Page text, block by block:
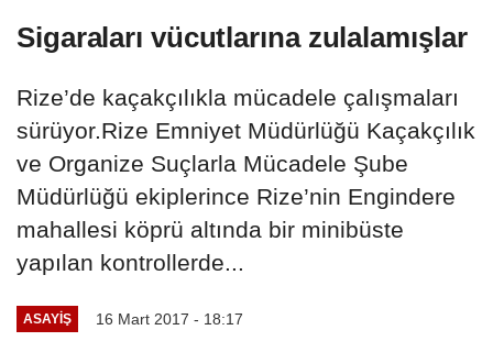
Sigaraları vücutlarına zulalamışlar
Rize’de kaçakçılıkla mücadele çalışmaları
sürüyor.Rize Emniyet Müdürlüğü Kaçakçılık
ve Organize Suçlarla Mücadele Şube
Müdürlüğü ekiplerince Rize’nin Engindere
mahallesi köprü altında bir minibüste
yapılan kontrollerde...
ASAYIŞ 16 Mart 2017 - 18:17